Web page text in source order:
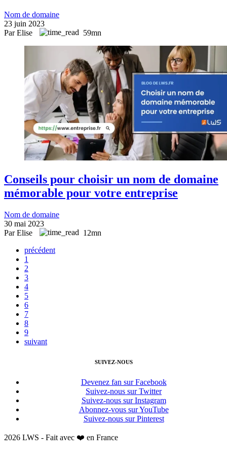
Nom de domaine
23 juin 2023
Par Elise
59mn
Conseils pour choisir un nom de domaine
mémorable pour votre entreprise
Nom de domaine
30 mai 2023
Par Elise
12mn
précédent
1
2
3
4
5
6
7
8
9
suivant
SUIVEZ-NOUS
Devenez fan sur Facebook
Suivez-nous sur Twitter
Suivez-nous sur Instagram
Abonnez-vous sur YouTube
Suivez-nous sur Pinterest
2026 LWS - Fait avec ❤️ en France